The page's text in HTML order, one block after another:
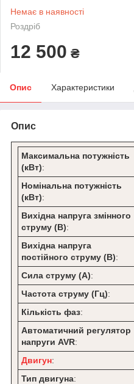
Немає в наявності
Роздріб
12 500 ₴
Опис Характеристики
Опис
Максимальна потужність
(кВт):
Номінальна потужність
(кВт):
Вихідна напруга змінного
струму (В):
Вихідна напруга
постійного струму (В):
Сила струму (А):
Частота струму (Гц):
Кількість фаз:
Автоматичний регулятор
напруги AVR:
Двигун:
Тип двигуна: